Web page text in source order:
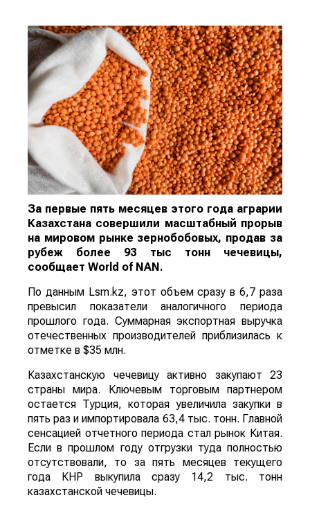
За первые пять месяцев этого года аграрии
Казахстана совершили масштабный прорыв
на мировом рынке зернобобовых, продав за
рубеж более 93 тыс тонн чечевицы,
сообщает World of NAN .
По данным Lsm.kz, этот объем сразу в 6,7 раза
превысил показатели аналогичного периода
прошлого года. Суммарная экспортная выручка
отечественных производителей приблизилась к
отметке в $35 млн.
Казахстанскую чечевицу активно закупают 23
страны мира. Ключевым торговым партнером
остается Турция, которая увеличила закупки в
пять раз и импортировала 63,4 тыс. тонн. Главной
сенсацией отчетного периода стал рынок Китая.
Если в прошлом году отгрузки туда полностью
отсутствовали, то за пять месяцев текущего
года КНР выкупила сразу 14,2 тыс. тонн
казахстанской чечевицы.